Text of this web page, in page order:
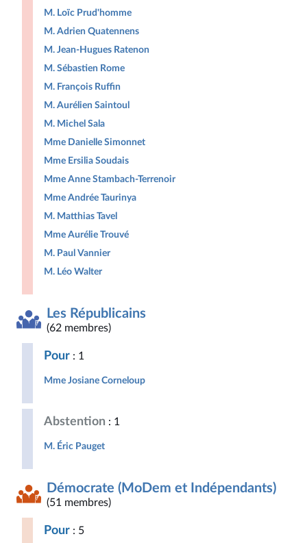
M. Loïc Prud'homme
M. Adrien Quatennens
M. Jean-Hugues Ratenon
M. Sébastien Rome
M. François Ruffin
M. Aurélien Saintoul
M. Michel Sala
Mme Danielle Simonnet
Mme Ersilia Soudais
Mme Anne Stambach-Terrenoir
Mme Andrée Taurinya
M. Matthias Tavel
Mme Aurélie Trouvé
M. Paul Vannier
M. Léo Walter
Les Républicains
(62 membres)
Pour : 1
Mme Josiane Corneloup
Abstention : 1
M. Éric Pauget
Démocrate (MoDem et Indépendants)
(51 membres)
Pour : 5